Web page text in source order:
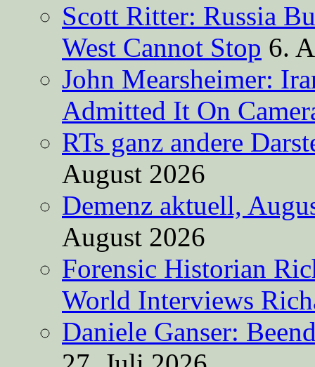
Scott Ritter: Russia
West Cannot Stop 6.
John Mearsheimer:
Admitted It On
RTs ganz andere
August 2026
Demenz aktuell,
August 2026
Forensic Historian
World Interviews
Daniele Ganser: